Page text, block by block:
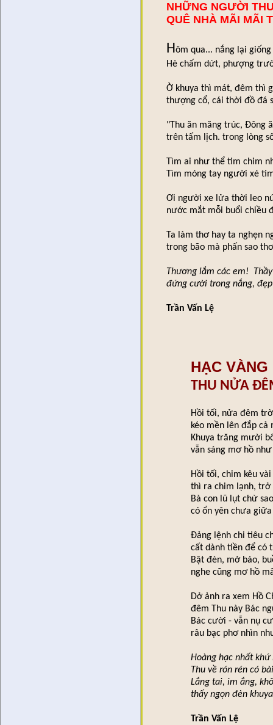
NHỮNG NGƯỜI
QUÊ NHÀ MÃI MÃI
Hôm qua... nắng lại
Hè chấm dứt, phượng
Ờ khuya thì mát, đêm thì
thượng cổ, cái thời đồ đá
"Thu ăn măng trúc, Đông
trên tấm lịch. trong lòng
Tìm ai như thể tim chim
Tìm móng tay người xé
Ơi người xe lửa thời leo
nước mắt mỗi buổi chiều
Ta làm thơ hay ta nghẹn
trong bão mà phấn sao
Thương lắm các em!
đứng cười trong nắng,
Trần Vấn Lệ
HẠC
THU NỬA
Hồi tối, nửa đêm
kéo mền lên đắp cả
Khuya trăng mười
vẫn sáng mơ hồ
Hồi tối, chim kêu
thì ra chim lạnh, trở
Bà con lũ lụt chừ
có ổn yên chưa
Đảng lệnh chi tiêu
cất dành tiền để có
Bật đèn, mở báo,
nghe cũng mơ hồ
Dở ảnh ra xem Hồ
đêm Thu này Bác
Bác cười - vẫn nụ
râu bạc phơ nhìn
Hoàng hạc nhất
Thu về rón rén có
Lắng tai, im ắng,
thấy ngọn đèn
Trần Vấn Lệ